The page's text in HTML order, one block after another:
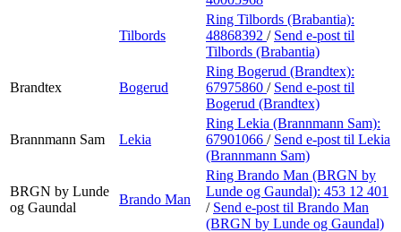
Tilbords
Ring Tilbords (Brabantia):
48868392 / Send e-post til
Tilbords (Brabantia)
Brandtex Bogerud
Ring Bogerud (Brandtex):
67975860 / Send e-post til
Bogerud (Brandtex)
Brannmann Sam Lekia
Ring Lekia (Brannmann Sam):
67901066 / Send e-post til Lekia
(Brannmann Sam)
BRGN by Lunde
og Gaundal
Brando Man
Ring Brando Man (BRGN by
Lunde og Gaundal): 453 12 401
/ Send e-post til Brando Man
(BRGN by Lunde og Gaundal)